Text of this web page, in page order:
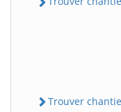
Trouver